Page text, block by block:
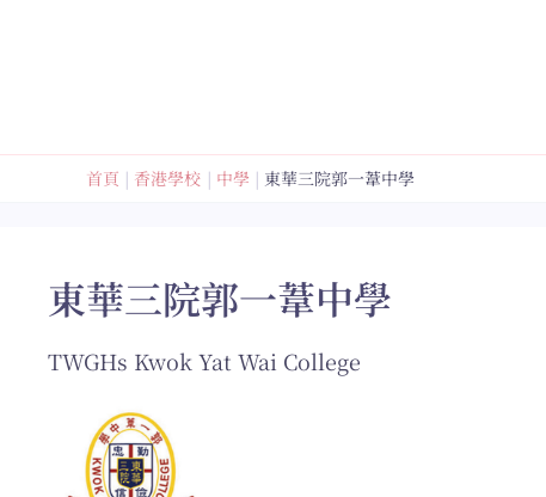
首頁 香港學校 中學 東華三院郭一葦中學
東華三院郭一葦中學
TWGHs Kwok Yat Wai College